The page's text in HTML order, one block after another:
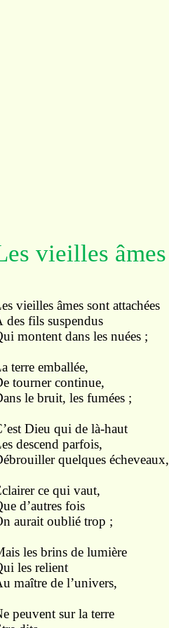
vieilles âmes
vieilles âmes sont attachées
des fils suspendus
montent dans les nuées ;
terre emballée,
tourner continue,
le bruit, les fumées ;
Dieu qui de là-haut
descend parfois,
quelques écheveaux,
ce qui vaut,
d’autres fois
aurait oublié trop ;
les brins de lumière
les relient
maître de l’univers,
peuvent sur la terre